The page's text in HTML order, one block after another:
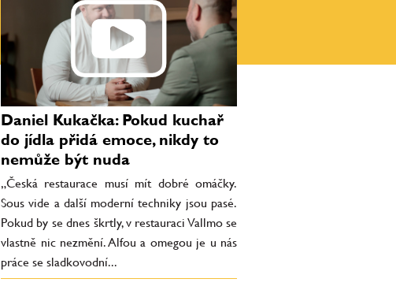
Daniel Kukačka: Pokud kuchař
do jídla přidá emoce, nikdy to
nemůže být nuda
„Česká restaurace musí mít dobré omáčky.
Sous vide a další moderní techniky jsou pasé.
Pokud by se dnes škrtly, v restauraci Vallmo se
vlastně nic nezmění. Alfou a omegou je u nás
práce se sladkovodní...